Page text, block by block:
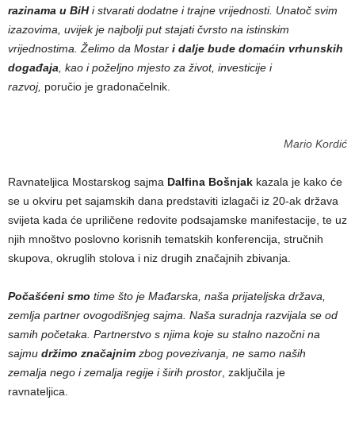
razinama u BiHi stvarati dodatne i trajne vrijednosti. Unatoč svim
izazovima, uvijek je najbolji put stajati čvrsto na istinskim
vrijednostima. Želimo da Mostar i dalje bude domaćin vrhunskih
događaja , kao i poželjno mjesto za život, investicije i
razvoj, poručio je gradonačelnik.
Mario Kordić
Ravnateljica Mostarskog sajma Dalfina Bošnjak kazala je kako će
se u okviru pet sajamskih dana predstaviti izlagači iz 20-ak država
svijeta kada će upriličene redovite podsajamske manifestacije, te uz
njih mnoštvo poslovno korisnih tematskih konferencija, stručnih
skupova, okruglih stolova i niz drugih značajnih zbivanja.
Počašćeni smo time što je Mađarska, naša prijateljska država,
zemlja partner ovogodišnjeg sajma. Naša suradnja razvijala se od
samih početaka. Partnerstvo s njima koje su stalno nazočni na
sajmu držimo značajnim zbog povezivanja, ne samo naših
zemalja nego i zemalja regije i širih prostor , zaključila je
ravnateljica.